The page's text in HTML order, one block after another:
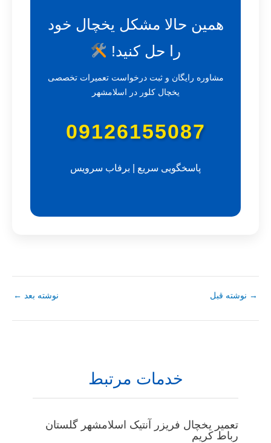
همین حالا مشکل یخچال خود
را حل کنید!
مشاوره رایگان و ثبت درخواست تعمیرات تخصصی
یخچال کلور در اسلامشهر
09126155087
پاسخگویی سریع | برفاب سرویس
→ نوشته قبل نوشته بعد ←
خدمات مرتبط
تعمیر یخچال فریزر آنتیک اسلامشهر گلستان
رباط کریم